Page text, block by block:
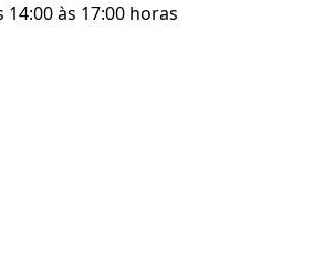
14:00 às 17:00 horas